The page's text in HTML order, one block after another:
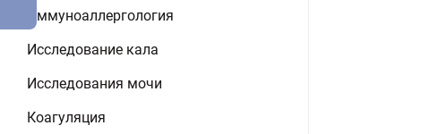
Иммуноаллергология
Исследование кала
Исследования мочи
Коагуляция